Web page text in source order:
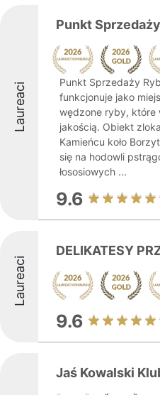
Laureaci
Punkt
Punkt Sprzedaży
funkcjonuje jako
wędzone ryby, które
jakością. Obiekt
Kamieńcu koło
się na hodowli
łososiowych ...
9.6
Laureaci
DELIKATESY
9.6
Jaś Kowalski